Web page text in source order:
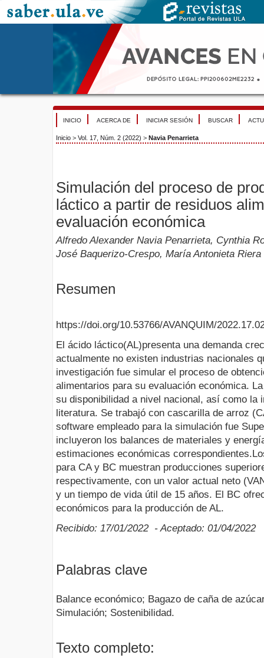
INICIO ACERCA DE INICIAR SESIÓN BUSCAR
Inicio > Vol. 17, Núm. 2 (2022) > Navia Penarrieta
Simulación del proceso de
láctico a partir de residuos
evaluación económica
Alfredo Alexander Navia Penarrieta, Cynthia
José Baquerizo-Crespo, María Antonieta Riera
Resumen
https://doi.org/10.53766/AVANQUIM/
El ácido láctico(AL)presenta una demanda
actualmente no existen industrias nacionales
investigación fue simular el proceso de
alimentarios para su evaluación económica.
su disponibilidad a nivel nacional, así como la
literatura. Se trabajó con cascarilla de arroz
software empleado para la simulación fue
incluyeron los balances de materiales y
estimaciones económicas
para CA y BC muestran producciones
respectivamente, con un valor actual neto
y un tiempo de vida útil de 15 años. El BC
económicos para la producción de AL.
Recibido: 17/01/2022 - Aceptado: 01/04/2022
Palabras clave
Balance económico; Bagazo de caña de
Simulación; Sostenibilidad.
Texto completo: